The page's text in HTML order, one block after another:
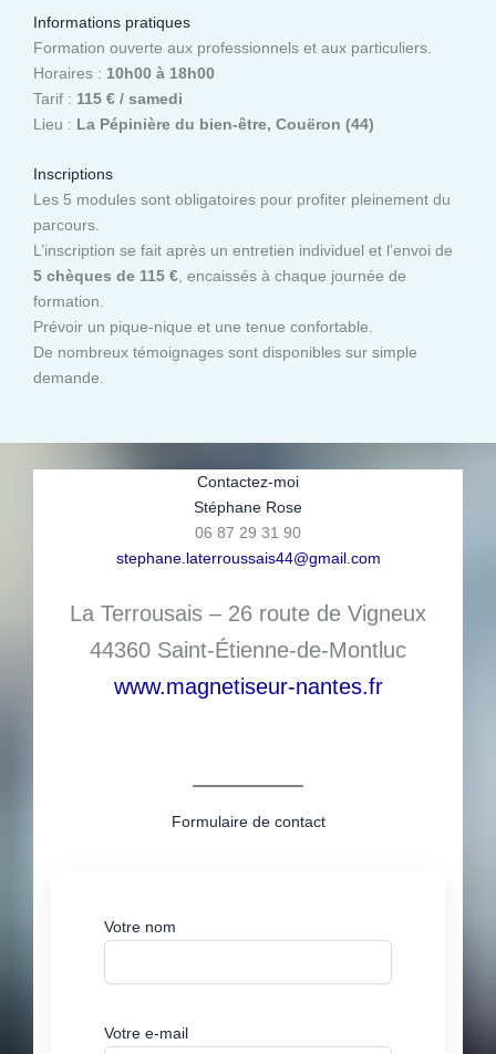
Informations pratiques
Formation ouverte aux professionnels et aux particuliers.
Horaires : 10h00 à 18h00
Tarif : 115 € / samedi
Lieu : La Pépinière du bien-être, Couëron (44)
Inscriptions
Les 5 modules sont obligatoires pour profiter pleinement du
parcours.
L’inscription se fait après un entretien individuel et l’envoi de
5 chèques de 115 €, encaissés à chaque journée de
formation.
Prévoir un pique-nique et une tenue confortable.
De nombreux témoignages sont disponibles sur simple
demande.
Contactez-moi
Stéphane Rose
06 87 29 31 90
stephane.laterroussais44@gmail.com
La Terrousais – 26 route de Vigneux
44360 Saint-Étienne-de-Montluc
www.magnetiseur-nantes.fr
Formulaire de contact
Votre nom
Votre e-mail